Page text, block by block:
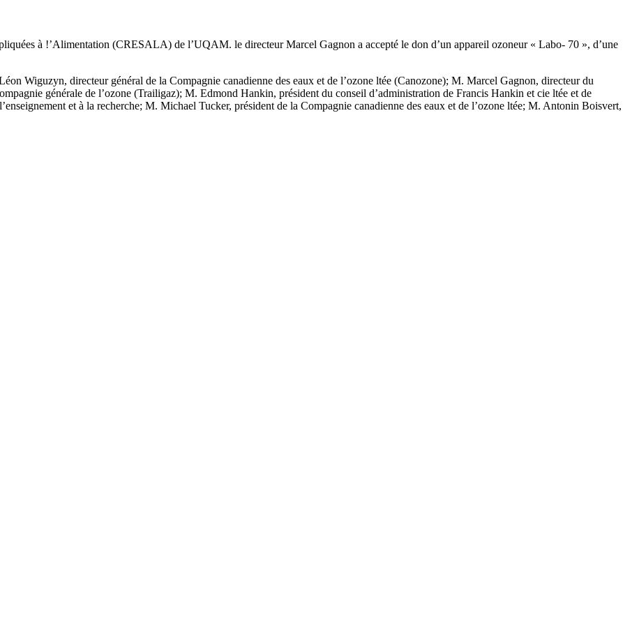
à !’Alimentation (CRESALA) de l’UQAM. le directeur Marcel Gagnon a accepté le don d’un appareil ozoneur « Labo- 70 », d’une
Wiguzyn, directeur général de la Compagnie canadienne des eaux et de l’ozone ltée (Canozone); M. Marcel Gagnon, directeur du
générale de l’ozone (Trailigaz); M. Edmond Hankin, président du conseil d’administration de Francis Hankin et cie ltée et de
et à la recherche; M. Michael Tucker, président de la Compagnie canadienne des eaux et de l’ozone ltée; M. Antonin Boisvert,